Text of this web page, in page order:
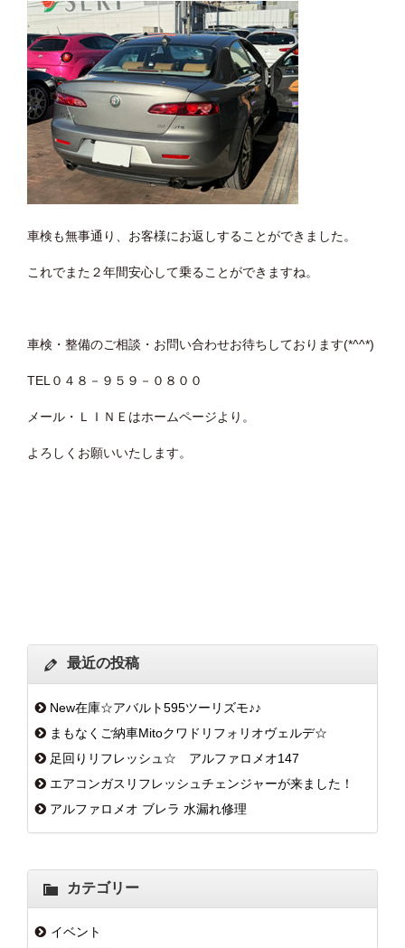
車検も無事通り、お客様にお返しすることができました。
これでまた２年間安心して乗ることができますね。
車検・整備のご相談・お問い合わせお待ちしております(*^^*)
TEL０４８－９５９－０８００
メール・ＬＩＮＥはホームページより。
よろしくお願いいたします。
最近の投稿
New在庫☆アバルト595ツーリズモ♪♪
まもなくご納車Mitoクワドリフォリオヴェルデ☆
足回りリフレッシュ☆ アルファロメオ147
エアコンガスリフレッシュチェンジャーが来ました！
アルファロメオ ブレラ 水漏れ修理
カテゴリー
イベント